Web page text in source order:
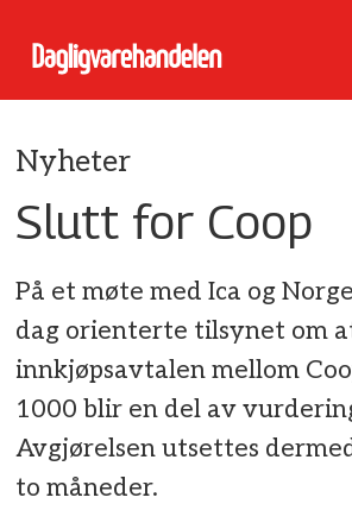
Nyheter
Slutt for Coop
På et møte med Ica og
dag orienterte tilsynet om
innkjøpsavtalen mellom
1000 blir en del av
Avgjørelsen utsettes
to måneder.